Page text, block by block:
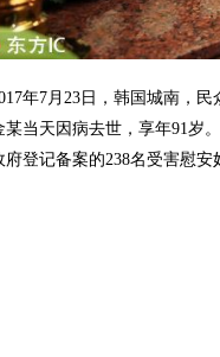
7月23日，韩国城南，民
当天因病去世，享年91岁。
登记备案的238名受害慰